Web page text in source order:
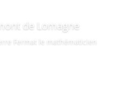
de Lomagne
Fermat le mathématicien